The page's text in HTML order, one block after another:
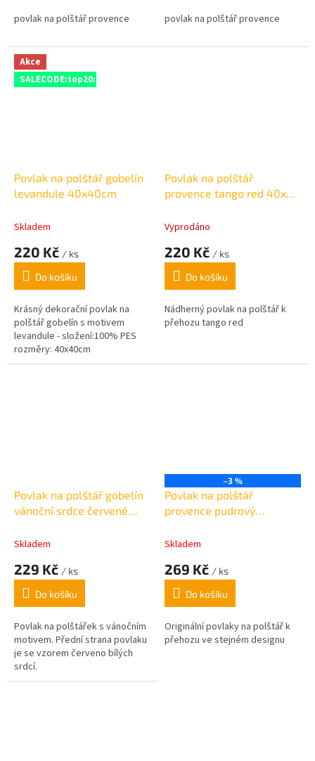
povlak na polštář provence povlak na polštář provence
Akce
SALECODE:top20:20:%
Povlak na polštář gobelín
levandule 40x40cm
Skladem
220 Kč / ks
Do košíku
Krásný dekorační povlak na
polštář gobelín s motivem
levandule - složení:100% PES
rozměry: 40x40cm
Povlak na polštář
provence tango red 40x40
Vyprodáno
220 Kč / ks
Do košíku
Nádherný povlak na polštář k
přehozu tango red
Povlak na polštář gobelín
vánoční srdce červené
Skladem
229 Kč / ks
Do košíku
Povlak na polštářek s vánočním
motivem. Přední strana povlaku
je se vzorem červeno bílých
srdcí.
–3 %
Povlak na polštář
provence pudrový
Skladem
269 Kč / ks
Do košíku
Originální povlaky na polštář k
přehozu ve stejném designu